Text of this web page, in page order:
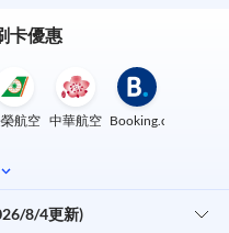
卡優惠
航空 中華航空 Booking.com
8/4更新)